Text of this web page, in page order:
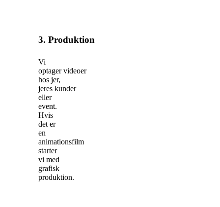
3. Produktion
Vi
optager videoer
hos jer,
jeres kunder
eller
event.
Hvis
det er
en
animationsfilm
starter
vi med
grafisk
produktion.